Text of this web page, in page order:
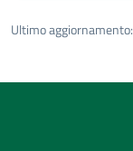
Ultimo aggiornamento: